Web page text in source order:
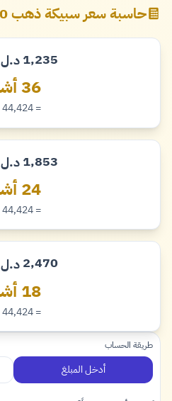
حاسبة سعر سبيكة ذهب 50 جرام
1,235
دينار
د.ل
36 أشهر
= 44,424
1,853
دينار
د.ل
24 أشهر
= 44,424
2,470
دينار
د.ل
18 أشهر
= 44,424
طريقة الحساب
أدخل المبلغ